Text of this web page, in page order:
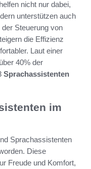
nicht nur dabei,
unterstützen auch
der Steuerung von
die Effizienz
Laut einer
40% der
Sprachassistenten
im
Sprachassistenten
Diese
Freude und Komfort,